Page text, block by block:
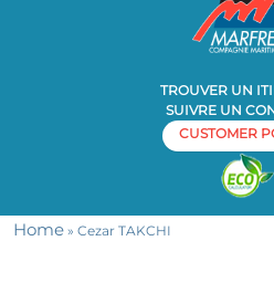
TROUVER UN
SUIVRE UN
CUSTOMER
Home » Cezar TAKCHI